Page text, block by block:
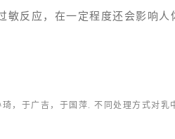
反应，在一定程度还会影响人
，于广吉，于国萍. 不同处理方式对